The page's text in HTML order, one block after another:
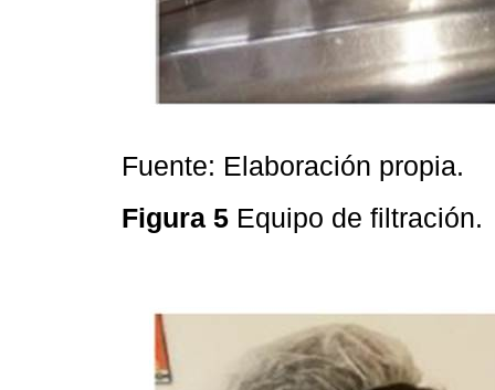
Fuente: Elaboración propia.
Figura 5 Equipo de filtración.